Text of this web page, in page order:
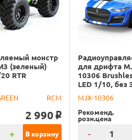
монстр
(зеленый)
RTR
RCM
2 990 o
+ В корзину
для дрифта
10306
LED 1/10, без
MJX-10306
Рекоменд.
розн.цена
-